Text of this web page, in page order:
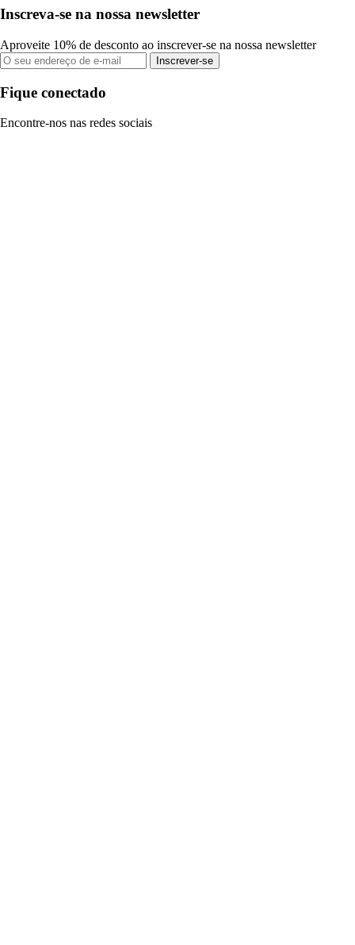
Inscreva-se na nossa newsletter
Aproveite 10% de desconto ao inscrever-se na nossa newsletter
Inscrever-se
Fique conectado
Encontre-nos nas redes sociais